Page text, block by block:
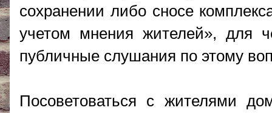
сохранении либо сносе
учетом мнения жителей», для
публичные слушания по этому
Посоветоваться с жителями